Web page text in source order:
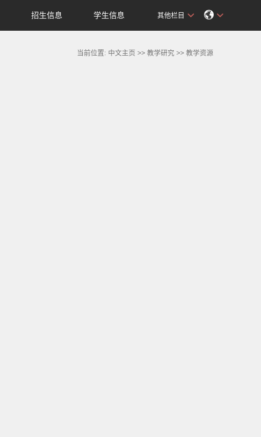
招生信息 学生信息 其他栏目
当前位置: 中文主页 >>教学研究 >>教学资源